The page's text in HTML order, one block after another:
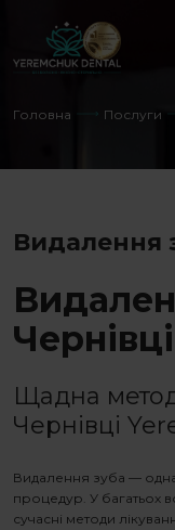
Головна Послуги
Видалення
Чернівці
Щадна
Чернівці
Видалення зуба —
процедур. У багатьох
сучасні методи